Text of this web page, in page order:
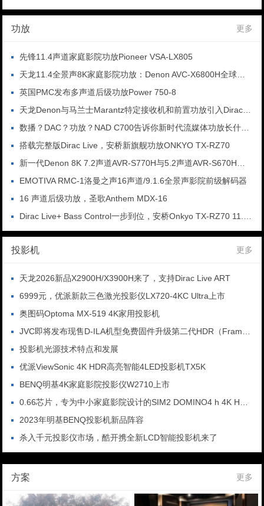
功放 更多
先锋11.4声道家庭影院功放Pioneer VSA-LX805
天龙11.4全景声8K家庭影院功放：Denon AVC-X6800H全球发布
英国PMC发布多声道后级功放Power 750-8
天龙Denon与马兰士Marantz特定接收机和前置功放引入Dirac Live Bass Control技术
数播？DAC？功放？NAD C700告诉你新时代流媒体功放长什么样
搭载完整版Dirac Live，安桥新旗舰功放ONKYO TX-RZ70
新一代Denon 8K 7.2声道AVR-S770H与5.2声道AVR-S670H即将上市
EMOTIVA RMC-1洛曼之声16声道/9.1.6全景声影院前级解码器
16 声道后级功放，圣歌Anthem MDX-16
Dirac Live+ Bass Control一步到位，安桥Onkyo TX-RZ70 11.2声道AVR
投影机 更多
天龙2026新品X2900H/X3900H来了，支持Dirac Live ART
6999元，优派新款三色激光投影仪LX720-4KC Ultra上市
奥图码Optoma MX-519 4K家用投影机
JVC即将发布现售D-ILA机型免费固件升级第二代HDR（Frame Adapt HDR Ⅱ）
投影机光源技术特点和发展
优派ViewSonic 4K HDR高亮智能4LED投影机TX5K
BENQ明基4K家庭影院投影仪W2710上市
0.66芯片，专为中小家庭影院设计的SIM2 DOMINO4 h 4K HDR投影机
2023年明基BENQ投影机新品阵容
杀入千元投影仪市场，酷开携全新LCD智能投影机来了
方案 更多